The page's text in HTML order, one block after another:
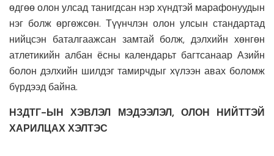
өдгөө олон улсад танигдсан нэр хүндтэй марафонуудын
нэг болж өргөжсөн. Түүнчлэн олон улсын стандартад
нийцсэн баталгаажсан замтай болж, дэлхийн хөнгөн
атлетикийн албан ёсны календарьт багтсанаар Азийн
болон дэлхийн шилдэг тамирчдыг хүлээн авах боломж
бүрдээд байна.
НЗДТГ-ЫН ХЭВЛЭЛ МЭДЭЭЛЭЛ, ОЛОН НИЙТТЭЙ
ХАРИЛЦАХ ХЭЛТЭС